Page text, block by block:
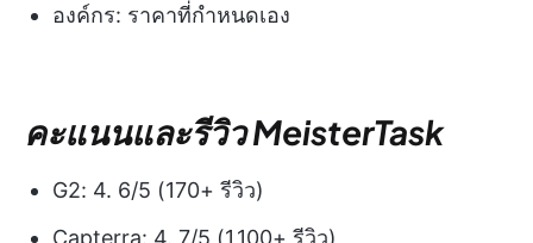
องค์กร: ราคาที่กำหนดเอง
คะแนนและรีวิว MeisterTask
G2: 4. 6/5 (170+ รีวิว)
Capterra: 4. 7/5 (1,100+ รีวิว)